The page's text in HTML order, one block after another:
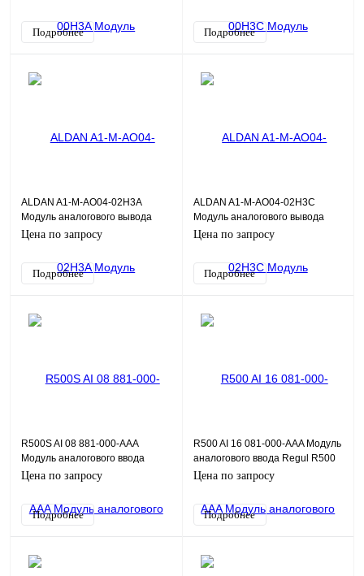
Подробнее Подробнее
ALDAN A1-M-AO04-02H3A
Модуль аналогового вывода
AO04DH 4хAO HART, 0,1%,
Цена по запросу
Подробнее
ALDAN A1-M-AO04-02H3C
Модуль аналогового вывода
AO04DH 4хAO HART, 0,2%,
Цена по запросу
Подробнее
R500S AI 08 881-000-AAA
Модуль аналогового ввода
0/4...20 мА + HART, 8 каналов,
Цена по запросу
Подробнее
R500 AI 16 081-000-AAA Модуль
аналогового ввода Regul R500
16хAI HART, 0,1%, групповая Г/
Цена по запросу
Подробнее